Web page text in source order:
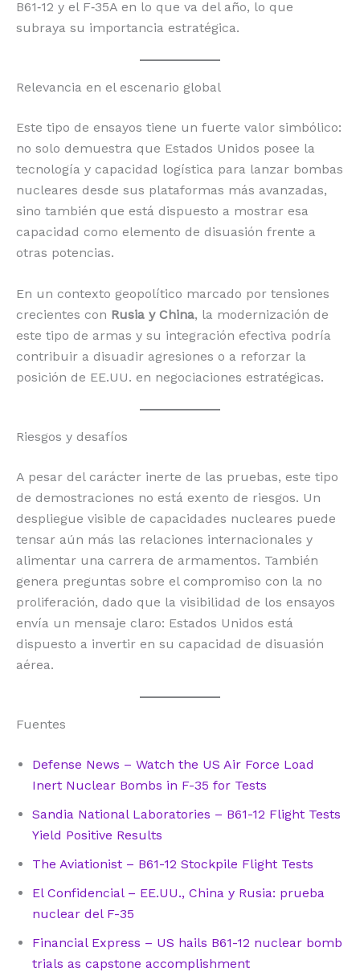
B61‑12 y el F‑35A en lo que va del año, lo que
subraya su importancia estratégica.
Relevancia en el escenario global
Este tipo de ensayos tiene un fuerte valor simbólico:
no solo demuestra que Estados Unidos posee la
tecnología y capacidad logística para lanzar bombas
nucleares desde sus plataformas más avanzadas,
sino también que está dispuesto a mostrar esa
capacidad como elemento de disuasión frente a
otras potencias.
En un contexto geopolítico marcado por tensiones
crecientes con Rusia y China, la modernización de
este tipo de armas y su integración efectiva podría
contribuir a disuadir agresiones o a reforzar la
posición de EE.UU. en negociaciones estratégicas.
Riesgos y desafíos
A pesar del carácter inerte de las pruebas, este tipo
de demostraciones no está exento de riesgos. Un
despliegue visible de capacidades nucleares puede
tensar aún más las relaciones internacionales y
alimentar una carrera de armamentos. También
genera preguntas sobre el compromiso con la no
proliferación, dado que la visibilidad de los ensayos
envía un mensaje claro: Estados Unidos está
dispuesto a invertir en su capacidad de disuasión
aérea.
Fuentes
Defense News – Watch the US Air Force Load
Inert Nuclear Bombs in F-35 for Tests
Sandia National Laboratories – B61-12 Flight Tests
Yield Positive Results
The Aviationist – B61-12 Stockpile Flight Tests
El Confidencial – EE.UU., China y Rusia: prueba
nuclear del F-35
Financial Express – US hails B61-12 nuclear bomb
trials as capstone accomplishment